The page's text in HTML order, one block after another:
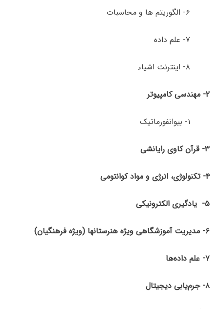
۶- الگوریتم ها و محاسبات
۷- علم داده
۸- اینترنت اشیاء
۲- مهندسی کامپیوتر
۱- بیوانفورماتیک
۳- قرآن کاوی رایانشی
۴- تکنولوژی، انرژی و مواد کوانتومی
۵- یادگیری الکترونیکی
۶- مدیریت آموزشگاهی ویژه هنرستانها (ویژه فرهنگیان)
۷- علم داده‌ها
۸- جرم‌یابی دیجیتال